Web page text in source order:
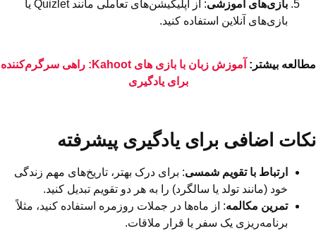
بازی‌های آموزشی
: از اپلیکیشن‌های تعاملی مانند Quizlet یا
بازی‌های آنلاین استفاده کنید.
مطالعه بیشتر:
آموزش زبان با بازی‌ های Kahoot: راهی سرگرم‌کننده
برای یادگیری
نکات اضافی برای یادگیری پیشرفته
ارتباط با تقویم شمسی: برای درک بهتر، تاریخ‌های مهم زندگی
خود (مانند تولد یا سالگرد) را به هر دو تقویم تبدیل کنید.
تمرین مکالمه: از ماه‌ها در جملات روزمره استفاده کنید، مثلاً
برنامه‌ریزی یک سفر یا قرار ملاقات.